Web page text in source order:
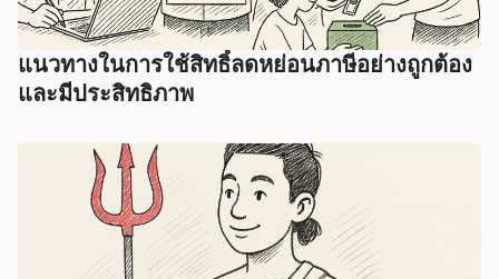
แนวทางในการใช้สิทธิ์ลดหย่อนภาษีอย่างถูกต้อง
และมีประสิทธิภาพ